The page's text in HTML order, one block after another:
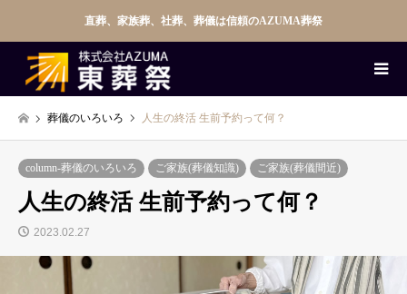
直葬、家族葬、社葬、葬儀は信頼のAZUMA葬祭
葬儀のいろいろ 人生の終活 生前予約って何？
column-葬儀のいろいろ ご家族(葬儀知識) ご家族(葬儀間近)
人生の終活 生前予約って何？
2023.02.27